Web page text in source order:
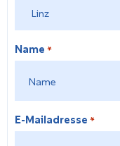
Name *
E-Mailadresse *